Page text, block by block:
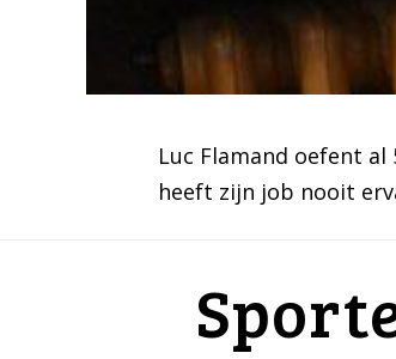
Luc Flamand oefent
heeft zijn job nooit